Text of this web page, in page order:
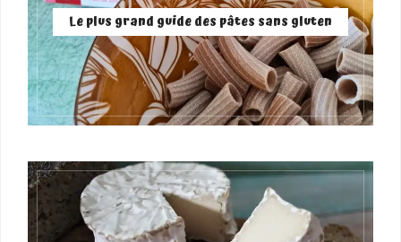
Le plus grand guide des pâtes sans gluten